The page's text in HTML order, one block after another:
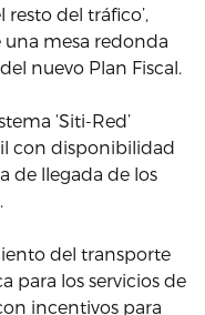
resto del tráfico’,
una mesa redonda
nuevo Plan Fiscal.
‘Siti-Red’
con disponibilidad
de llegada de los
del transporte
para los servicios de
incentivos para